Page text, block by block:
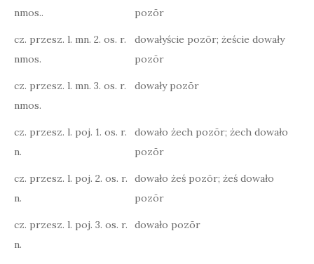
nmos..
pozōr
cz. przesz. l. mn. 2. os. r.
nmos.
dowałyście pozōr; żeście dowały
pozōr
cz. przesz. l. mn. 3. os. r.
nmos.
dowały pozōr
cz. przesz. l. poj. 1. os. r.
n.
dowało żech pozōr; żech dowało
pozōr
cz. przesz. l. poj. 2. os. r.
n.
dowało żeś pozōr; żeś dowało
pozōr
cz. przesz. l. poj. 3. os. r.
n.
dowało pozōr